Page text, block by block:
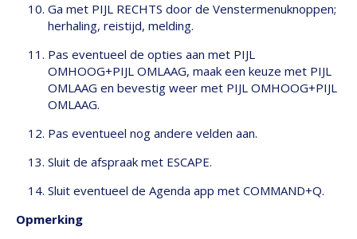
Ga met PIJL RECHTS door de Venstermenuknoppen;
herhaling, reistijd, melding.
Pas eventueel de opties aan met PIJL
OMHOOG+PIJL OMLAAG, maak een keuze met PIJL
OMLAAG en bevestig weer met PIJL OMHOOG+PIJL
OMLAAG.
Pas eventueel nog andere velden aan.
Sluit de afspraak met ESCAPE.
Sluit eventueel de Agenda app met COMMAND+Q.
Opmerking